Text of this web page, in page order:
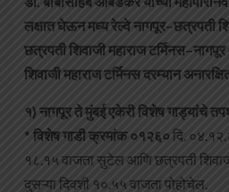
लक्षात घेऊन मध्य रेल्वे नागपूर–छत्रपती
छत्रपती शिवाजी महाराज
शिवाजी महाराज टर्मिनस दरम्यान
१) नागपूर ते मुंबई एकेरी विशेष गाड्यांचे
* विशेष गाडी क्रमांक ०१२६० दि.
१८.१५ वाजता सुटेल आणि छत्रपती
दुसऱ्या दिवशी १०.५५ वाजता पोहोचेल.